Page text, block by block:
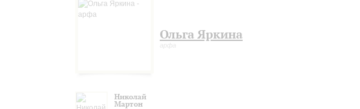
Ольга Яркина
арфа
Николай
Мартон